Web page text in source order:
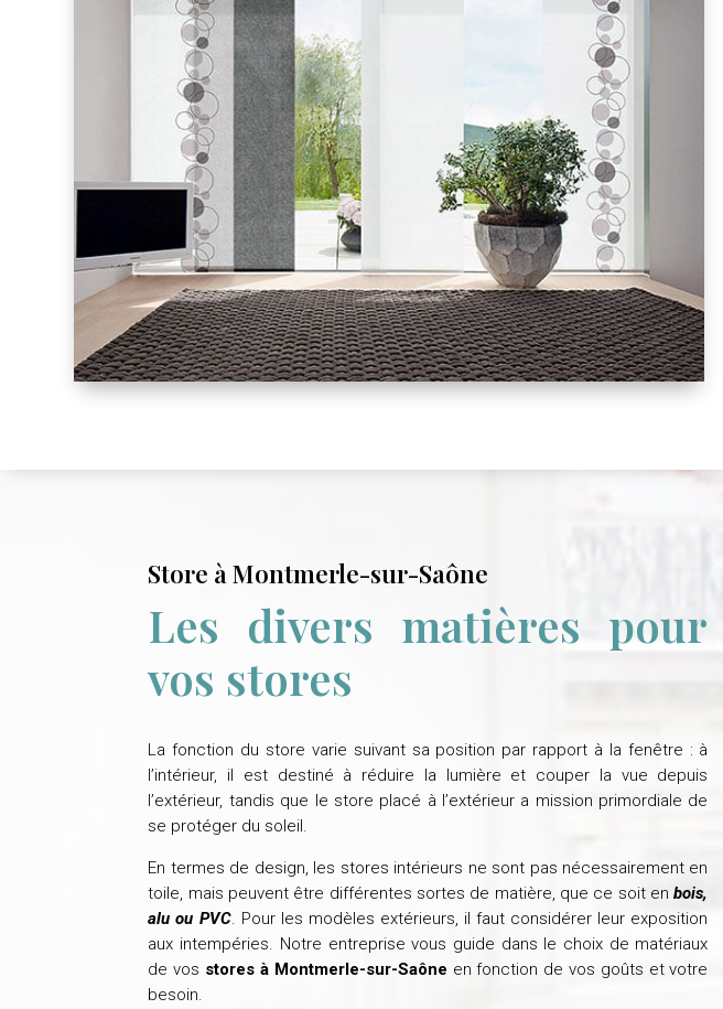
Store à Montmerle-sur-Saône
Les divers matières pour
vos stores
La fonction du store varie suivant sa position par rapport à la fenêtre : à
l’intérieur, il est destiné à réduire la lumière et couper la vue depuis
l’extérieur, tandis que le store placé à l’extérieur a mission primordiale de
se protéger du soleil.
En termes de design, les stores intérieurs ne sont pas nécessairement en
toile, mais peuvent être différentes sortes de matière, que ce soit enbois,
alu ou PVC. Pour les modèles extérieurs, il faut considérer leur exposition
aux intempéries. Notre entreprise vous guide dans le choix de matériaux
de vos stores à Montmerle-sur-Saône en fonction de vos goûts et votre
besoin.